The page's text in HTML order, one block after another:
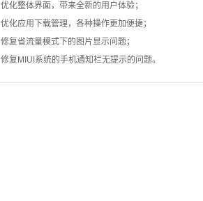
优化整体界面，带来全新的用户体验；
优化应用下载管理，各种操作更加便捷；
修复省流量模式下的图片显示问题；
修复MIUI系统的手机通知栏无提示的问题。